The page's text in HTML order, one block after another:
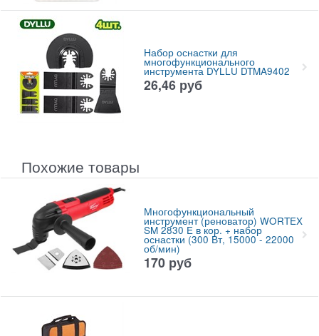
Набор оснастки для
многофункционального
инструмента DYLLU DTMA9402
26,46 руб
Похожие товары
Многофункциональный
инструмент (реноватор) WORTEX
SM 2830 E в кор. + набор
оснастки (300 Вт, 15000 - 22000
об/мин)
170 руб